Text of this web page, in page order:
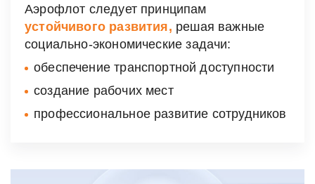
Аэрофлот следует принципам
устойчивого развития, решая важные
социально-экономические задачи:
обеспечение транспортной доступности
создание рабочих мест
профессиональное развитие сотрудников